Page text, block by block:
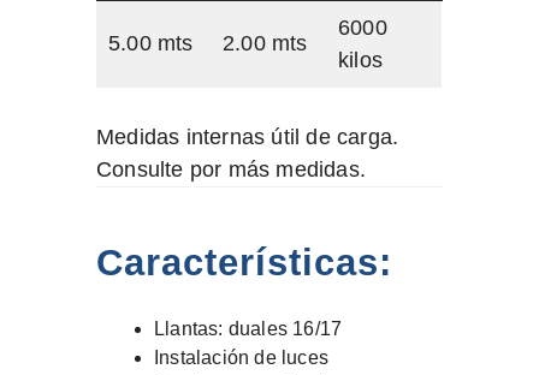
5.00 mts 2.00 mts
6000
kilos
Medidas internas útil de carga.
Consulte por más medidas.
Características:
Llantas: duales 16/17
Instalación de luces